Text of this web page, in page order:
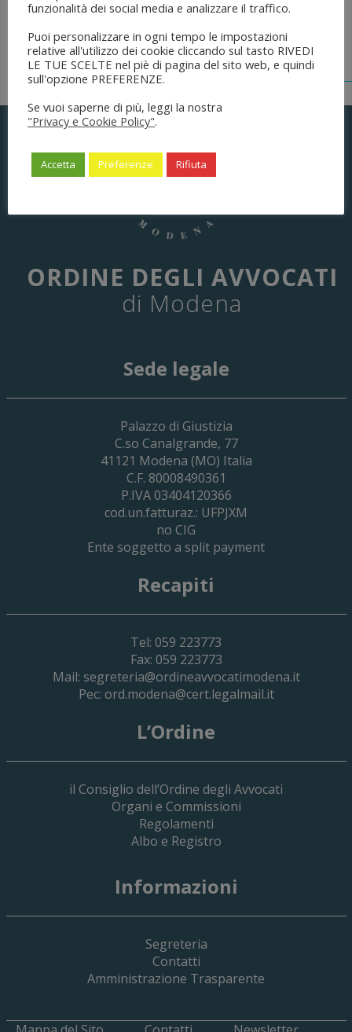
29 Giugno 2026
Cassa Forense – Elezioni Dei Delegati
2030
19 Giugno 2026
ORDINE DEGLI AVVOCATI
di Modena
Sede legale
Palazzo di Giustizia
C.so Canalgrande, 77
41121 Modena (MO) Italia
C.F. 80008490361
P.IVA 03404120366
cod.un.fatturaz.: UFPJXM
no CIG
Ente soggetto a split payment
Recapiti
Tel: 059 223773
Fax: 059 223773
Mail: segreteria@ordineavvocatimodena.it
Pec: ord.modena@cert.legalmail.it
L’Ordine
il Consiglio dell’Ordine degli Avvocati
Organi e Commissioni
Regolamenti
Albo e Registro
Informazioni
Segreteria
Contatti
Amministrazione Trasparente
funzionalità dei social media e analizzare il traffico.
Puoi personalizzare in ogni tempo le impostazioni
relative all'utilizzo dei cookie cliccando sul tasto RIVEDI
LE TUE SCELTE nel piè di pagina del sito web, e quindi
sull'opzione PREFERENZE.
Se vuoi saperne di più, leggi la nostra
"Privacy e Cookie Policy".
Accetta Preferenze Rifiuta